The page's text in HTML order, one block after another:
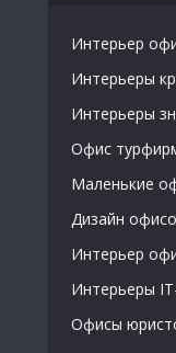
Интерьер
Интерьеры
Интерьеры
Офис
Маленькие
Дизайн
Интерьер
Интерьеры
Офисы